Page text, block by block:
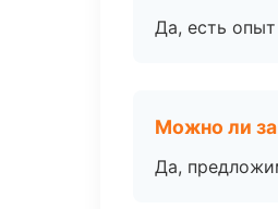
Да, есть
Можно ли
Да,